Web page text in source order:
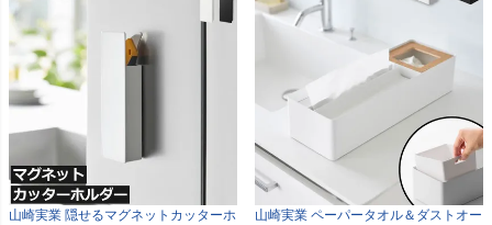
山崎実業 隠せるマグネットカッターホ
山崎実業 ペーパータオル＆ダストオー